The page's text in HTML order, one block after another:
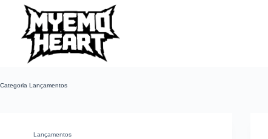
Categoria Lançamentos
Lançamentos